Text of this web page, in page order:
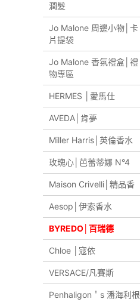
潤髮
Jo Malone 周邊小物│卡
片提袋
Jo Malone 香氛禮盒│禮
物專區
HERMES │愛馬仕
AVEDA│肯夢
Miller Harris│英倫香水
玫瑰心│芭蕾蒂娜 N°4
Maison Crivelli│精品香
Aesop│伊索香水
BYREDO│百瑞德
Chloe │寇依
VERSACE/凡賽斯
Penhaligon＇s 潘海利根